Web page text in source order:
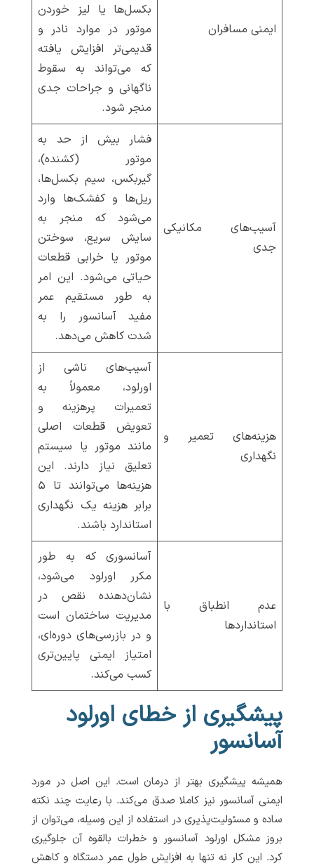
ایمنی مسافران
بکسل‌ها یا لیز خوردن
موتور در موارد نادر و
قدیمی‌تر افزایش یافته
که می‌تواند به سقوط
ناگهانی و جراحات جدی
منجر شود.
آسیب‌های مکانیکی
جدی
فشار بیش از حد به
موتور (کشنده)،
گیربکس، سیم بکسل‌ها،
ریل‌ها و کفشک‌ها وارد
می‌شود که منجر به
سایش سریع، سوختن
موتور یا خرابی قطعات
حیاتی می‌شود. این امر
به طور مستقیم عمر
مفید آسانسور را به
شدت کاهش می‌دهد.
هزینه‌های تعمیر و
نگهداری
آسیب‌های ناشی از
اورلود، معمولاً به
تعمیرات پرهزینه و
تعویض قطعات اصلی
مانند موتور یا سیستم
تعلیق نیاز دارند. این
هزینه‌ها می‌توانند تا ۵
برابر هزینه یک نگهداری
استاندارد باشند.
عدم انطباق با
استانداردها
آسانسوری که به طور
مکرر اورلود می‌شود،
نشان‌دهنده نقص در
مدیریت ساختمان است
و در بازرسی‌های دوره‌ای،
امتیاز ایمنی پایین‌تری
کسب می‌کند.
پیشگیری از خطای اورلود
آسانسور
همیشه پیشگیری بهتر از درمان است. این اصل در مورد
ایمنی آسانسور نیز کاملا صدق می‌کند. با رعایت چند نکته
ساده و مسئولیت‌پذیری در استفاده از این وسیله، می‌توان از
بروز مشکل اورلود آسانسور و خطرات بالقوه آن جلوگیری
کرد. این کار نه تنها به افزایش طول عمر دستگاه و کاهش